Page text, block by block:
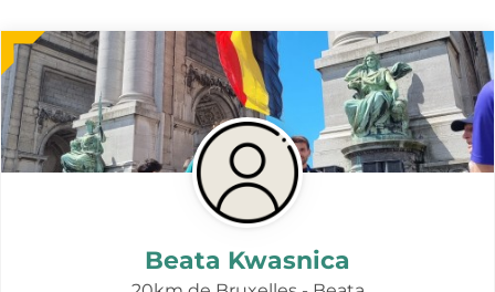
Beata Kwasnica
Meer
over
deze
actie